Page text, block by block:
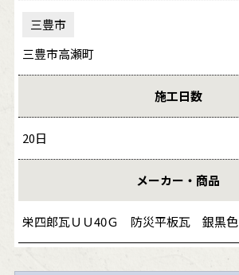
三豊市
三豊市高瀬町
施工日数
20日
メーカー・商品
栄四郎瓦ＵＵ40Ｇ 防災平板瓦 銀黒色